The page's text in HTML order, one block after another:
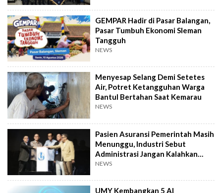
GEMPAR Hadir di Pasar Balangan,
Pasar Tumbuh Ekonomi Sleman
Tangguh
NEWS
Menyesap Selang Demi Setetes
Air, Potret Ketangguhan Warga
Bantul Bertahan Saat Kemarau
NEWS
Pasien Asuransi Pemerintah Masih
Menunggu, Industri Sebut
Administrasi Jangan Kalahkan
Kemanusiaan
NEWS
UMY Kembangkan 5 AI